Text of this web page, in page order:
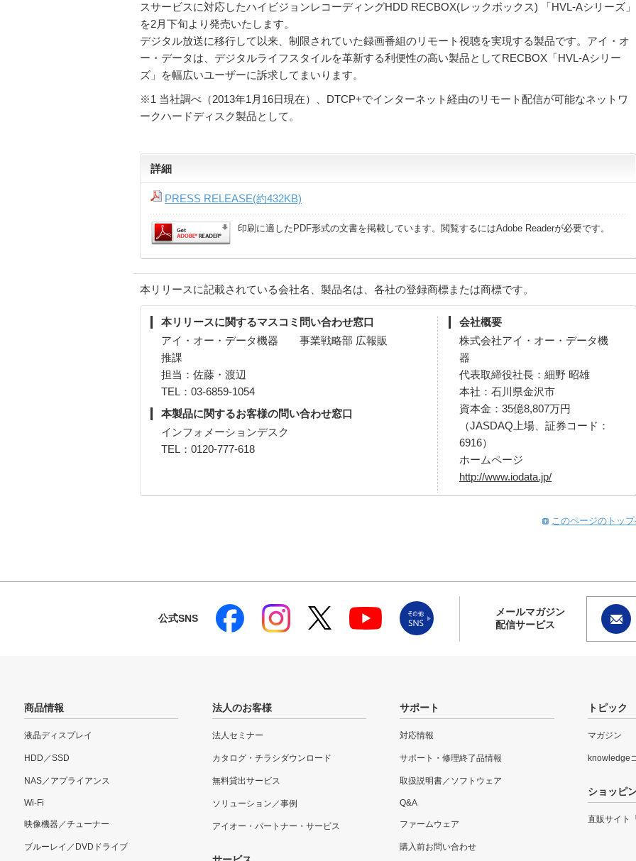
スサービスに対応したハイビジョンレコーディングHDD RECBOX(レックボックス) 「HVL-Aシリーズ」
を2月下旬より発売いたします。
デジタル放送に移行して以来、制限されていた録画番組のリモート視聴を実現する製品です。アイ・オ
ー・データは、デジタルライフスタイルを革新する利便性の高い製品としてRECBOX「HVL-Aシリー
ズ」を幅広いユーザーに訴求してまいります。
※1 当社調べ（2013年1月16日現在）、DTCP+でインターネット経由のリモート配信が可能なネットワ
ークハードディスク製品として。
詳細
PRESS RELEASE(約432KB)
印刷に適したPDF形式の文書を掲載しています。閲覧するにはAdobe Readerが必要です。
本リリースに記載されている会社名、製品名は、各社の登録商標または商標です。
本リリースに関するマスコミ問い合わせ窓口
アイ・オー・データ機器 事業戦略部 広報販
推課
担当：佐藤・渡辺
TEL：03-6859-1054
本製品に関するお客様の問い合わせ窓口
インフォメーションデスク
TEL：0120-777-618
会社概要
株式会社アイ・オー・データ機
器
代表取締役社長：細野 昭雄
本社：石川県金沢市
資本金：35億8,807万円
（JASDAQ上場、証券コード：
6916）
ホームページ
http://www.iodata.jp/
このページのトッ
公式SNS
メールマガジン
配信サービス
商品情報
液晶ディスプレイ
HDD／SSD
NAS／アプライアンス
Wi-Fi
映像機器／チューナー
ブルーレイ／DVDドライブ
法人のお客様
法人セミナー
カタログ・チラシダウンロード
無料貸出サービス
ソリューション／事例
アイオー・パートナー・サービス
サポート
対応情報
サポート・修理終了品情報
取扱説明書／ソフトウェア
Q&A
ファームウェア
購入前お問い合わせ
トピック
マガジン
knowledge
ショッピ
直販サイト